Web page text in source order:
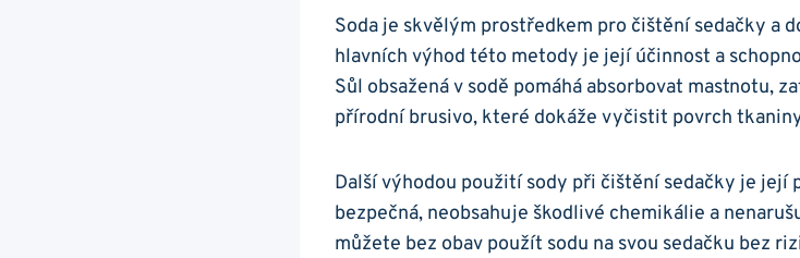
Soda je skvělým prostředkem pro čištění sedačky a
hlavních výhod této metody je její účinnost a
Sůl obsažená v sodě pomáhá absorbovat mastnotu,
přírodní brusivo, které dokáže vyčistit povrch
Další výhodou použití sody při čištění sedačky je její
bezpečná, neobsahuje škodlivé chemikálie a
můžete bez obav použít sodu na svou sedačku bez